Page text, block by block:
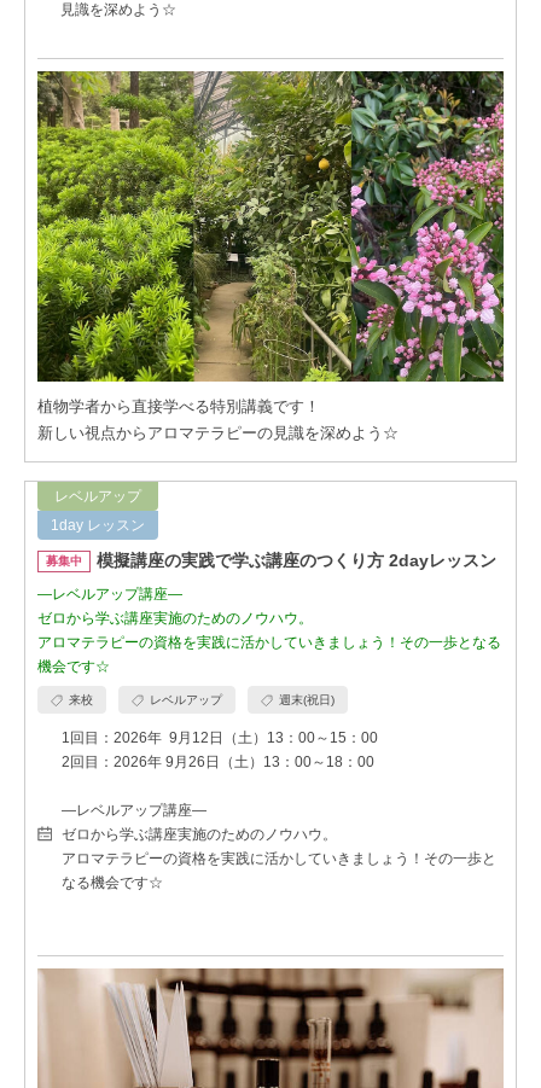
見識を深めよう☆
植物学者から直接学べる特別講義です！
新しい視点からアロマテラピーの見識を深めよう☆
レベルアップ
1day レッスン
募集中 模擬講座の実践で学ぶ講座のつくり方 2dayレッスン
―レベルアップ講座―
ゼロから学ぶ講座実施のためのノウハウ。
アロマテラピーの資格を実践に活かしていきましょう！その一歩となる
機会です☆
来校 レベルアップ 週末(祝日)
1回目：2026年 9月12日（土）13：00～15：00
2回目：2026年 9月26日（土）13：00～18：00
―レベルアップ講座―
ゼロから学ぶ講座実施のためのノウハウ。
アロマテラピーの資格を実践に活かしていきましょう！その一歩と
なる機会です☆